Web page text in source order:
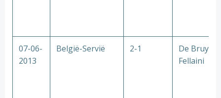
07-06-
2013
België-Servië 2-1
De Bruyne
Fellaini